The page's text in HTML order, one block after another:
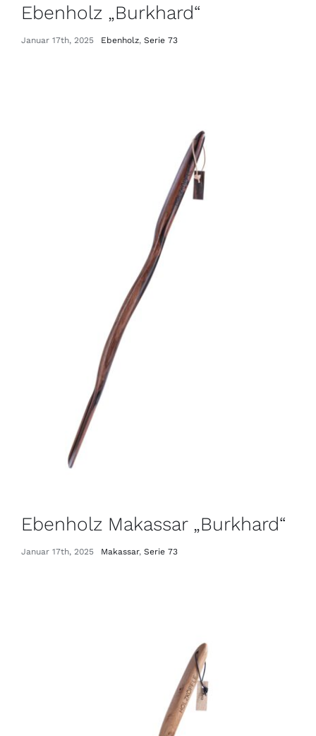
Ebenholz „Burkhard“
Januar 17th, 2025 Ebenholz, Serie 73
Ebenholz Makassar „Burkhard“
Januar 17th, 2025 Makassar, Serie 73